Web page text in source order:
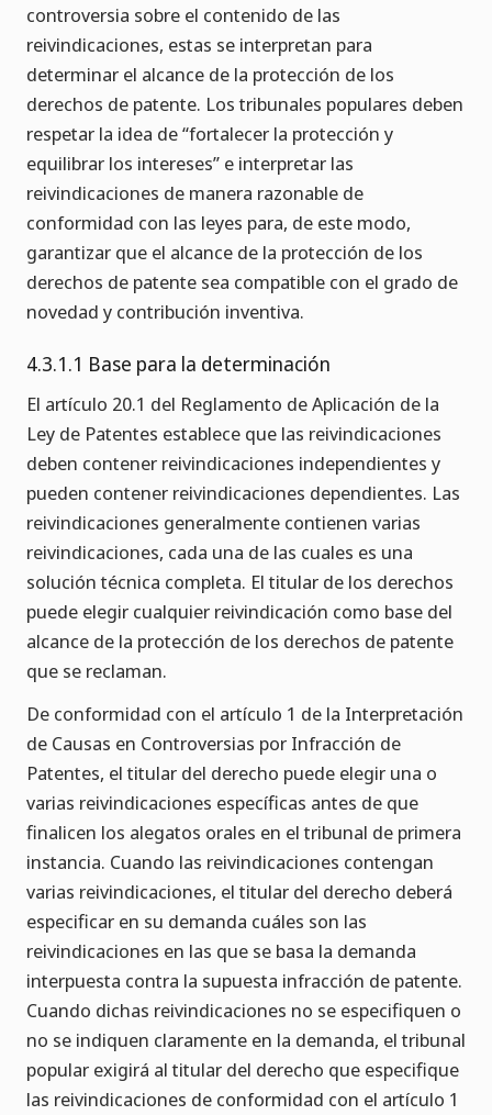
controversia sobre el contenido de las
reivindicaciones, estas se interpretan para
determinar el alcance de la protección de los
derechos de patente. Los tribunales populares deben
respetar la idea de “fortalecer la protección y
equilibrar los intereses” e interpretar las
reivindicaciones de manera razonable de
conformidad con las leyes para, de este modo,
garantizar que el alcance de la protección de los
derechos de patente sea compatible con el grado de
novedad y contribución inventiva.
4.3.1.1 Base para la determinación
El artículo 20.1 del Reglamento de Aplicación de la
Ley de Patentes establece que las reivindicaciones
deben contener reivindicaciones independientes y
pueden contener reivindicaciones dependientes. Las
reivindicaciones generalmente contienen varias
reivindicaciones, cada una de las cuales es una
solución técnica completa. El titular de los derechos
puede elegir cualquier reivindicación como base del
alcance de la protección de los derechos de patente
que se reclaman.
De conformidad con el artículo 1 de la Interpretación
de Causas en Controversias por Infracción de
Patentes, el titular del derecho puede elegir una o
varias reivindicaciones específicas antes de que
finalicen los alegatos orales en el tribunal de primera
instancia. Cuando las reivindicaciones contengan
varias reivindicaciones, el titular del derecho deberá
especificar en su demanda cuáles son las
reivindicaciones en las que se basa la demanda
interpuesta contra la supuesta infracción de patente.
Cuando dichas reivindicaciones no se especifiquen o
no se indiquen claramente en la demanda, el tribunal
popular exigirá al titular del derecho que especifique
las reivindicaciones de conformidad con el artículo 1